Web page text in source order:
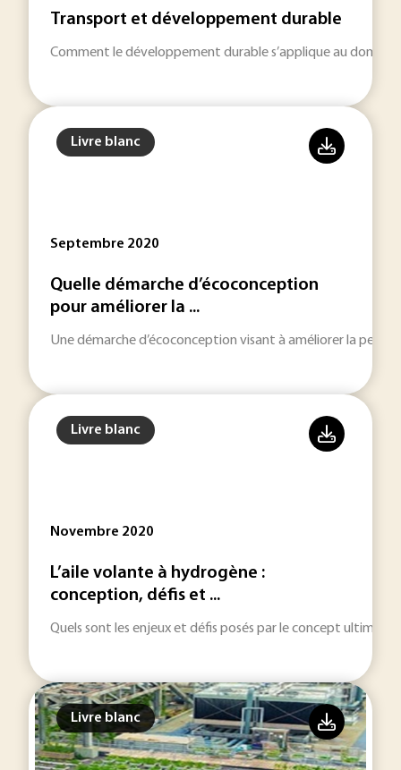
Transport et développement durable
Comment le développement durable s’applique au
Livre blanc
Septembre 2020
Quelle démarche d’écoconception
pour améliorer la ...
Une démarche d’écoconception visant à améliorer la
Livre blanc
Novembre 2020
L’aile volante à hydrogène :
conception, défis et ...
Quels sont les enjeux et défis posés par le concept ultime
Livre blanc